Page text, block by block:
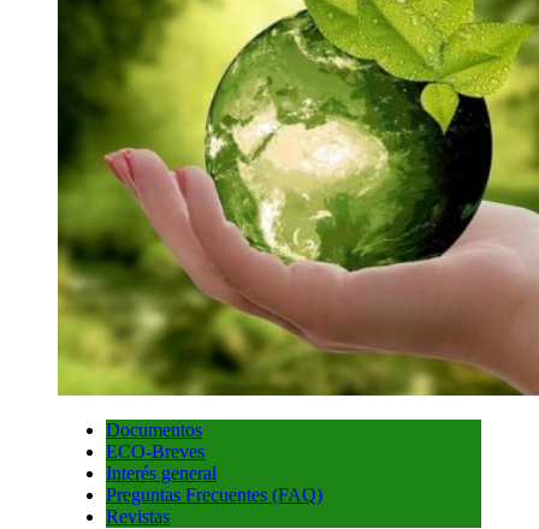
Documentos
ECO-Breves
Interés general
Preguntas Frecuentes (FAQ)
Revistas